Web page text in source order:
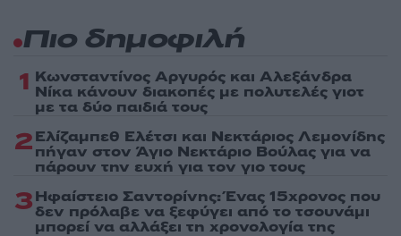
Πιο δημοφιλή
1 Κωνσταντίνος Αργυρός και Αλεξάνδρα
Νίκα κάνουν διακοπές με πολυτελές γιοτ
με τα δύο παιδιά τους
2Ελίζαμπεθ Ελέτσι και Νεκτάριος Λεμονίδης
πήγαν στον Άγιο Νεκτάριο Βούλας για να
πάρουν την ευχή για τον γιο τους
3Ηφαίστειο Σαντορίνης: Ένας 15χρονος που
δεν πρόλαβε να ξεφύγει από το τσουνάμι
μπορεί να αλλάξει τη χρονολογία της